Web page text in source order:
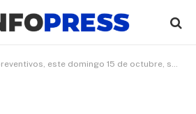
15 de octubre, se suspenderá el servicio eléctrico en el distrito de Castilla y zonas de Piura